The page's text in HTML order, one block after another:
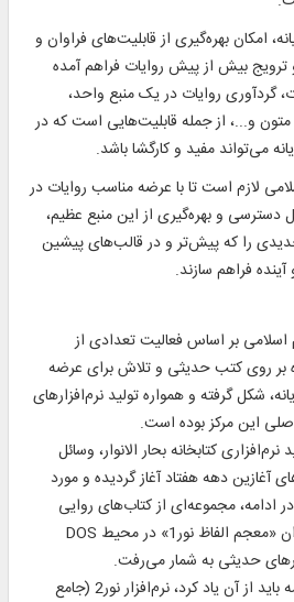
امکان بهره‌گیری از قابلیت‌های فراوان و
ترویج بیش از پیش روایات فراهم آمده
گردآوری روایات در یک منبع واحد،
و...، از جمله قابلیت‌هایی است که در
می‌تواند مفید و کارگشا باشد.
لازم است تا با عرضه مناسب روایات در
دسترسی و بهره‌گیری از این منبع عظیم،
را که پیش‌تر و در قالب‌های پیشین
فراهم سازند.
اسلامی بر اساس فعالیت تعدادی از
روی کتب حدیثی و تلاش برای عرضه
شکل گرفته و همواره تولید نرم‌افزارهای
این مرکز بوده است.
کتابخانه بحار الانوار، وسائل
آغازین دهه هفتاد آغاز گردیده و مورد
ادامه، مجموعه‌ای از کتاب‌های روایی
شیعه در نرم‌افزاری تحت عنوان «معجم الفاظ نور1» در محیط DOS
حدیثی به شمار می‌رفت.
مهم‌ترین محصولی که در ادامه باید از آن یاد کرد، نرم‌افزار نور2 (جامع